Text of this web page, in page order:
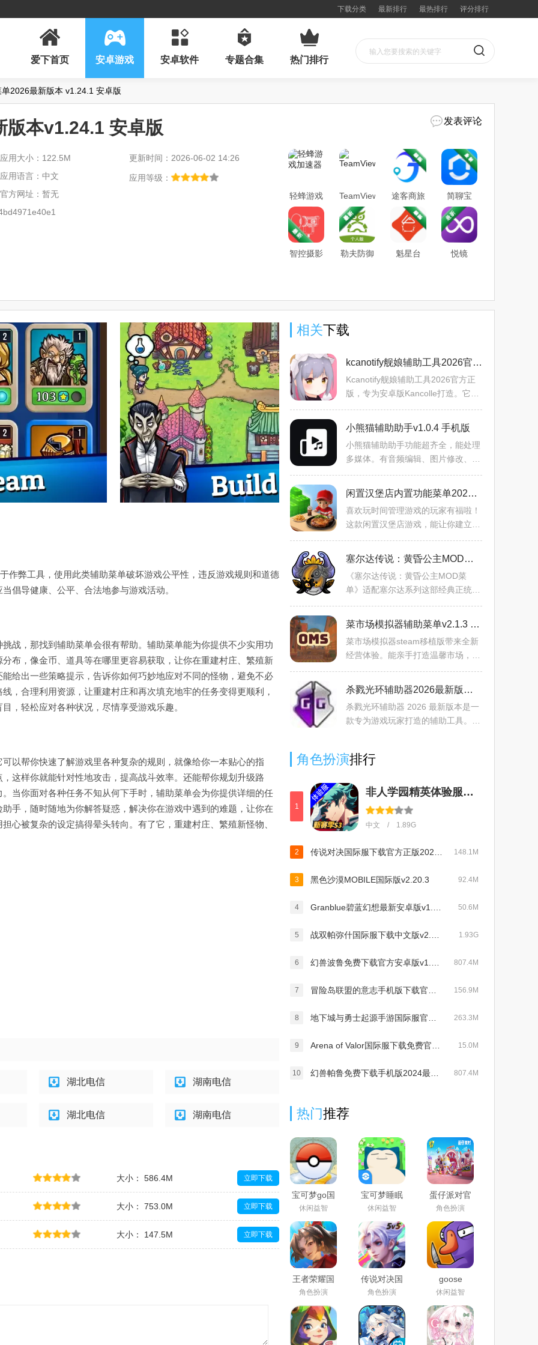
下载分类 最新排行 最热排行 评分排行
爱下首页 安卓游戏 安卓软件 专题合集 热门排行
2026最新版本 v1.24.1 安卓版
版本v1.24.1 安卓版 发表评论
应用大小：122.5M
更新时间：2026-06-02 14:26
应用语言：中文
应用等级：
官方网址：暂无
轻蜂游戏
加速器
TeamViewer 途客商旅 简聊宝
智控摄影
勒夫防御
魁星台 悦镜
作弊工具，使用此类辅助菜单破坏游戏公平性，违反游戏规则和道德
倡导健康、公平、合法地参与游戏活动。
战，那找到辅助菜单会很有帮助。辅助菜单能为你提供不少实用功
布，像金币、道具等在哪里更容易获取，让你在重建村庄、繁殖新
给出一些策略提示，告诉你如何巧妙地应对不同的怪物，避免不必
，合理利用资源，让重建村庄和再次填充地牢的任务变得更顺利，
，轻松应对各种状况，尽情享受游戏乐趣。
以帮你快速了解游戏里各种复杂的规则，就像给你一本贴心的指
这样你就能针对性地攻击，提高战斗效率。还能帮你规划升级路
当你面对各种任务不知从何下手时，辅助菜单会为你提供详细的任
手，随时随地为你解答疑惑，解决你在游戏中遇到的难题，让你在
心被复杂的设定搞得晕头转向。有了它，重建村庄、繁殖新怪物、
湖北电信 湖南电信
湖北电信 湖南电信
大小： 586.4M 立即下载
大小： 753.0M 立即下载
大小： 147.5M 立即下载
相关下载
kcanotify舰娘辅助工具2026官方正版v2.10r5 官方正版
Kcanotify舰娘辅助工具2026官方正
版，专为安卓版Kancolle打造。它能
制空权、舰娘士气疲劳值等，提前显
示地图节点，提供任务翻译
小熊猫辅助助手v1.0.4 手机版
小熊猫辅助助手功能超齐全，能处理
多媒体。有音频编辑、图片修改、视
样。还提供海量素材，操作简单易上
手，新手有教程。能满足自
闲置汉堡店内置功能菜单2026官方正版v1.3 手机版
喜欢玩时间管理游戏的玩家有福啦！
这款闲置汉堡店游戏，能让你建立并
样美食赚取现金。可解锁新土地、食
物，雇佣服务员，还能与
塞尔达传说：黄昏公主MOD菜单v1.1.1-9 官方正版
《塞尔达传说：黄昏公主MOD菜
单》适配塞尔达系列这部经典正统作
索及创新黄昏之力设定闻名。游戏围
绕光明与黄昏领域冲突，玩家在
菜市场模拟器辅助菜单v2.1.3 免费版
菜市场模拟器steam移植版带来全新
经营体验。能亲手打造温馨市场，玩
管理市场，乐趣十足。有多样经营内
容，创新制作工坊，多地图
杀戮光环辅助器2026最新版本v天空软NBNBNB 安卓版
杀戮光环辅助器 2026 最新版本是一
款专为游戏玩家打造的辅助工具。其
个性化定制等功能。基础
角色扮演排行
1
非人学园精英体验服最新版v4.3.84
中文 / 1.89G
2 148.1M
3 黑色沙漠MOBILE国际版v2.20.3 92.4M
4 50.6M
5 1.93G
6 807.4M
7 156.9M
8 263.3M
9 15.0M
10 807.4M
热门推荐
宝可梦go国
际服下载
2025官方最
新版
(Pokémon
GO)
休闲益智
宝可梦睡眠
国际服官方
下载2025最
新版
(Pokémon
Sleep)
休闲益智
蛋仔派对官
服正版下载
安装2025最
新版
角色扮演
王者荣耀国
际服官方下
载手机版免
费版2025最
新版
角色扮演
传说对决国
际服下载官
方正版2025
最新版
(Arena of
Valor)
角色扮演
goose
goose duck
手机版官方
下载2024最
新版
休闲益智